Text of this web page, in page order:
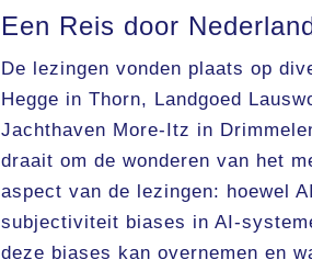
Een Reis door
De lezingen vonden plaats op
Hegge in Thorn, Landgoed
Jachthaven More-Itz in
draait om de wonderen van het
aspect van de lezingen: hoewel
subjectiviteit biases in AI-
deze biases kan overnemen en